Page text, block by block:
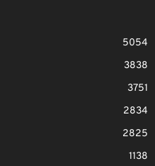
5054
3838
3751
2834
2825
1138